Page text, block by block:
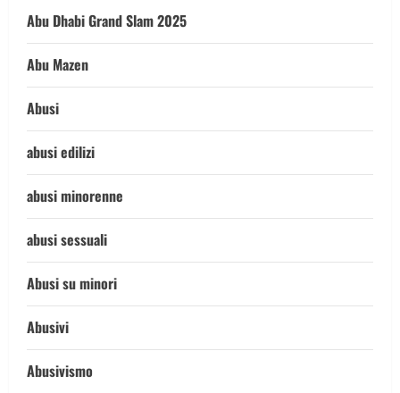
Abu Dhabi Grand Slam 2025
Abu Mazen
Abusi
abusi edilizi
abusi minorenne
abusi sessuali
Abusi su minori
Abusivi
Abusivismo